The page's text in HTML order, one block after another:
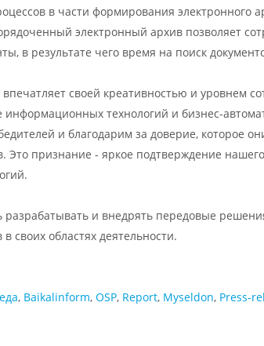
в части формирования электронного
электронный архив позволяет
в результате чего время на поиск
своей креативностью и уровнем
технологий и бизнес-
и благодарим за доверие, которое
Это признание - яркое подтверждение
и внедрять передовые
своих областях деятельности.
, Baikalinform, OSP, Report, Myseldon, Press-